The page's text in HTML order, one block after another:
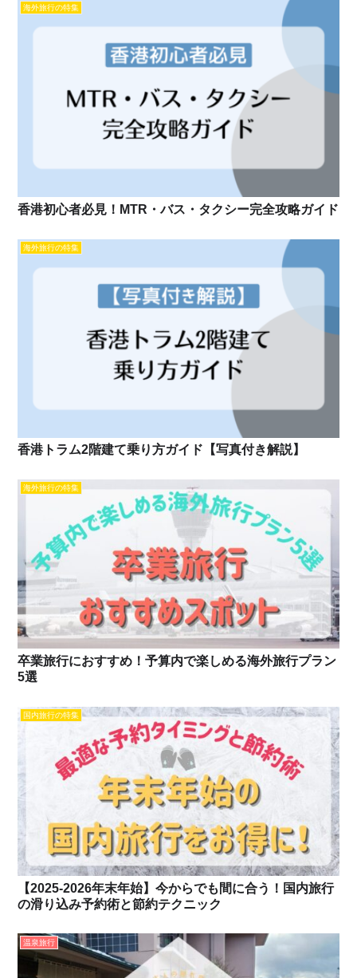
海外旅行の特集
香港初心者必見！MTR・バス・タクシー完全攻略ガイド
海外旅行の特集
香港トラム2階建て乗り方ガイド【写真付き解説】
海外旅行の特集
卒業旅行におすすめ！予算内で楽しめる海外旅行プラン
5選
国内旅行の特集
【2025-2026年末年始】今からでも間に合う！国内旅行
の滑り込み予約術と節約テクニック
温泉旅行